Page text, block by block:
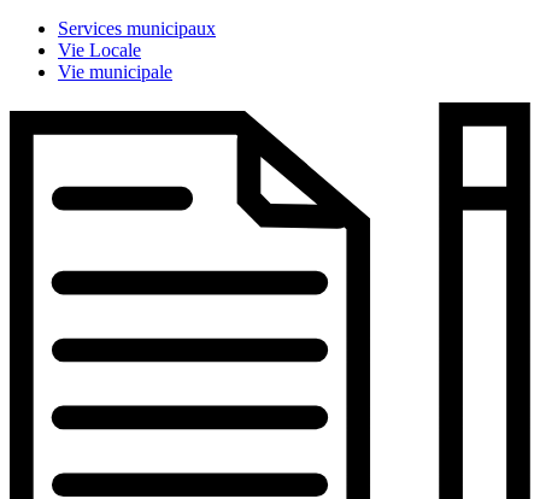
Services municipaux
Vie Locale
Vie municipale